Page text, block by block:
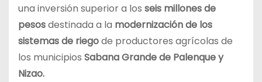
una inversión superior a los seis millones de
pesosdestinada a la modernización de los
sistemas de riegode productores agrícolas de
los municipios Sabana Grande de Palenque y
Nizao.